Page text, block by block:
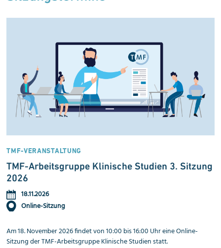
TMF-VERANSTALTUNG
TMF-Arbeitsgruppe Klinische Studien 3. Sitzung
2026
18.11.2026
Online-Sitzung
Am 18. November 2026 findet von 10:00 bis 16:00 Uhr eine Online-
Sitzung der TMF-Arbeitsgruppe Klinische Studien statt.